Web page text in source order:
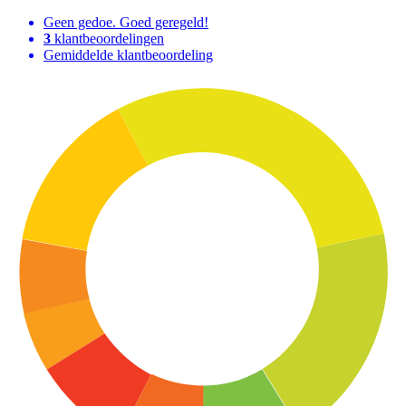
Geen gedoe. Goed geregeld!
3 klantbeoordelingen
Gemiddelde klantbeoordeling